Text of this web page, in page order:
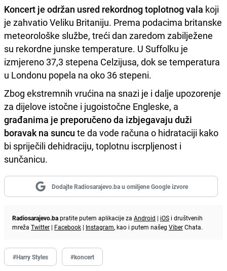
Koncert je održan usred rekordnog toplotnog vala koji
je zahvatio Veliku Britaniju. Prema podacima britanske
meteorološke službe, treći dan zaredom zabilježene
su rekordne junske temperature. U Suffolku je
izmjereno 37,3 stepena Celzijusa, dok se temperatura
u Londonu popela na oko 36 stepeni.
Zbog ekstremnih vrućina na snazi je i dalje upozorenje
za dijelove istočne i jugoistočne Engleske, a
građanima je preporučeno da izbjegavaju duži
boravak na suncu te da vode računa o hidrataciji kako
bi spriječili dehidraciju, toplotnu iscrpljenost i
sunčanicu.
Dodajte Radiosarajevo.ba u omiljene Google izvore
Radiosarajevo.bapratite putem aplikacije za Android | iOS i društvenih
mreža Twitter | Facebook | Instagram, kao i putem našeg ViberChata.
#Harry Styles #koncert